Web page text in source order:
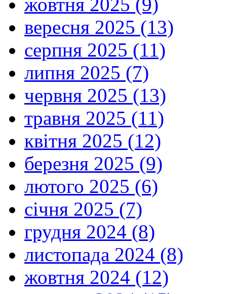
вересня 2025 (13)
серпня 2025 (11)
липня 2025 (7)
червня 2025 (13)
травня 2025 (11)
квітня 2025 (12)
березня 2025 (9)
лютого 2025 (6)
січня 2025 (7)
грудня 2024 (8)
листопада 2024 (8)
жовтня 2024 (12)